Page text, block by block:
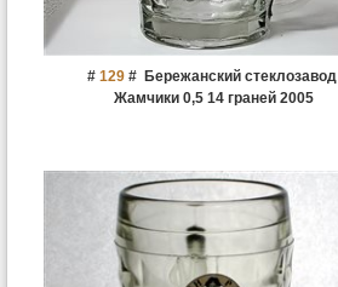
# 129#
Бережанский стеклозавод
Жамчики 0,5 14 граней 2005